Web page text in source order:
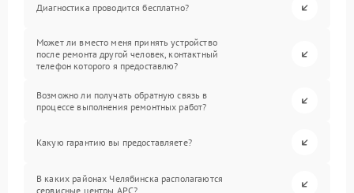
Диагностика проводится бесплатно?
Может ли вместо меня принять устройство
после ремонта другой человек, контактный
телефон которого я предоставлю?
Возможно ли получать обратную связь в
процессе выполнения ремонтных работ?
Какую гарантию вы предоставляете?
В каких районах Челябинска располагаются
сервисные центры APC?